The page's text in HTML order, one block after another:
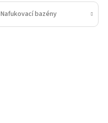
Nafukovací bazény